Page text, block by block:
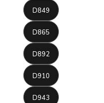
D849
D865
D892
D910
D943